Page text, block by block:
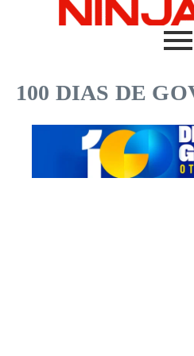
100 DIAS DE